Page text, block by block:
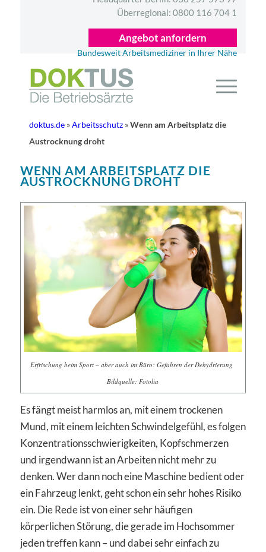
Überregional: 0800 116 704 1
Angebot anfordern
Bundesweit Arbeitsmediziner in Ihrer Nähe
doktus.de»Arbeitsschutz»Wenn am Arbeitsplatz die
Austrocknung droht
WENN AM ARBEITSPLATZ DIE
AUSTROCKNUNG DROHT
Erfrischung beim Sport – aber auch im Büro: Gefahren der Dehydrierung
Bildquelle: Fotolia
Es fängt meist harmlos an, mit einem trockenen
Mund, mit einem leichten Schwindelgefühl, es folgen
Konzentrationsschwierigkeiten, Kopfschmerzen
und irgendwann ist an Arbeiten nicht mehr zu
denken. Wer dann noch eine Maschine bedient oder
ein Fahrzeug lenkt, geht schon ein sehr hohes Risiko
ein. Die Rede ist von einer sehr häufigen
körperlichen Störung, die gerade im Hochsommer
jeden treffen kann – und dabei sehr einfach zu